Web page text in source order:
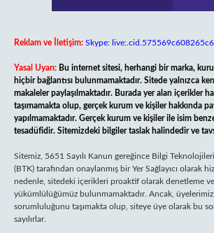
Reklam ve İletişim: Skype:
Yasal Uyarı: Bu internet sitesi, herhangi bir marka,
hiçbir bağlantısı bulunmamaktadır. Sitede yalnızca
makaleler paylaşılmaktadır. Burada yer alan içerikler
taşımamakta olup, gerçek kurum ve kişiler hakkında
yapılmamaktadır. Gerçek kurum ve kişiler ile isim
tesadüfidir. Sitemizdeki bilgiler taslak halindedir ve
Sitemiz, 5651 Sayılı Kanun gereğince Bilgi
(BTK) tarafından onaylanmış bir Yer Sağlayıcı olarak
nedenle, sitedeki içerikleri proaktif olarak denetleme
yükümlülüğümüz bulunmamaktadır. Ancak, üyelerimiz
sorumluluğunu taşımakta olup, siteye üye olarak bu
sayılırlar.